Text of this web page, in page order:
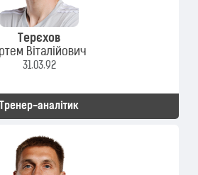
Терєхов
Віталійович
31.03.92
Тренер-аналітик